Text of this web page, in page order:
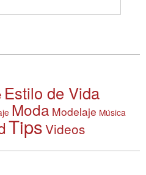
Estilo de Vida
Moda Modelaje Música
TipsVideos